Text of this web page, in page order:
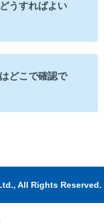
うすればよい
どこで確認で
All Rights Reserved.